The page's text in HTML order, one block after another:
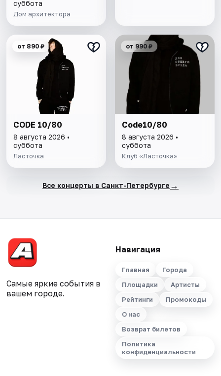
суббота
Дом архитектора
от 890 ₽
CODE 10/80
8 августа 2026 •
суббота
Ласточка
от 990 ₽
Code10/80
8 августа 2026 •
суббота
Клуб «Ласточка»
Все концерты в Санкт-Петербурге →
Самые яркие события в
вашем городе.
Навигация
Главная
Города
Площадки
Артисты
Рейтинги
Промокоды
О нас
Возврат билетов
Политика
конфиденциальности